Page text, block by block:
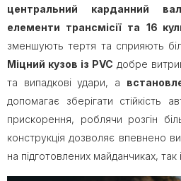
центральний карданний
елементи трансмісії та 16
зменшують тертя та сприяють
Міцний кузов із PVC добре
та випадкові удари, а
допомагає зберігати стійкість
прискорення, роблячи розгін
конструкція дозволяє впевнено
на підготовлених майданчиках,